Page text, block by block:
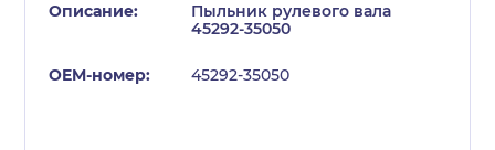
Пыльник рулевого вала
45292-35050
45292-35050